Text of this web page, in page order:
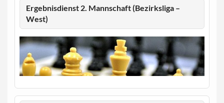
Ergebnisdienst 2. Mannschaft (Bezirksliga –
West)